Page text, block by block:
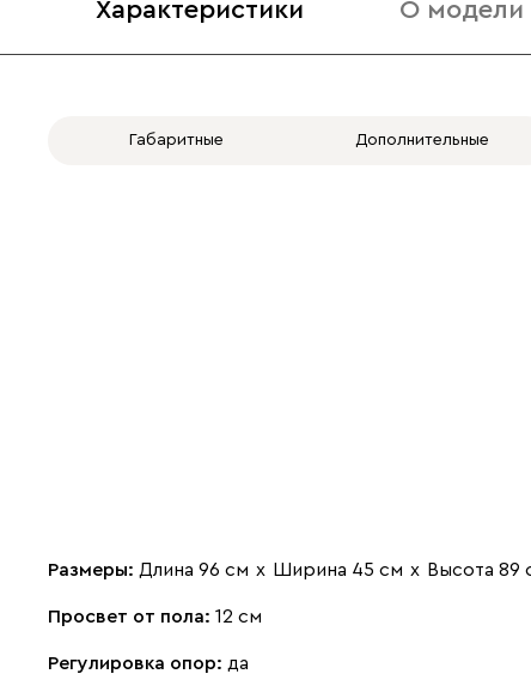
Характеристики О модели
Габаритные Дополнительные
Размеры: Длина 96 см х Ширина 45 см х Высота 89
Просвет от пола: 12 см
Регулировка опор: да